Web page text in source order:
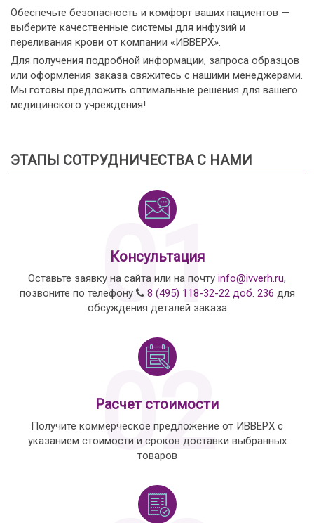
Обеспечьте безопасность и комфорт ваших пациентов —
выберите качественные системы для инфузий и
переливания крови от компании «ИВВЕРХ».
Для получения подробной информации, запроса образцов
или оформления заказа свяжитесь с нашими менеджерами.
Мы готовы предложить оптимальные решения для вашего
медицинского учреждения!
ЭТАПЫ СОТРУДНИЧЕСТВА С НАМИ
01
Консультация
Оставьте заявку на сайта или на почту info@ivverh.ru,
позвоните по телефону
8 (495) 118-32-22 доб. 236 для
обсуждения деталей заказа
02
Расчет стоимости
Получите коммерческое предложение от ИВВЕРХ с
указанием стоимости и сроков доставки выбранных
товаров